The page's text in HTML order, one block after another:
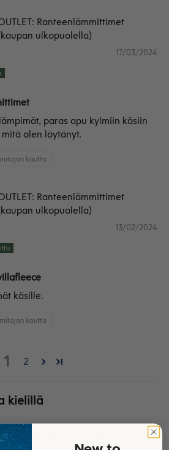
Ranteenlämmittimet
17/03/2024
paras apu kylmiin käsiin
olen löytänyt.
kautta
Ranteenlämmittimet
13/02/2024
käsille.
kautta
1 2
kielillä
Ranteenlämmittimet